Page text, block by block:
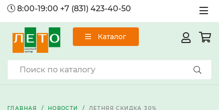
8:00-19:00 +7 (831) 423-40-50
Каталог
ГЛАВНАЯ НОВОСТИ ЛЕТНЯЯ СКИДКА 30%